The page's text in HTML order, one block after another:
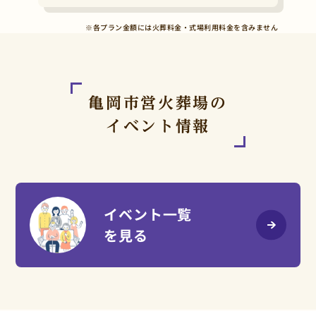
※各プラン金額には火葬料金・式場利用料金を含みません
亀岡市営火葬場の
イベント情報
イベント一覧
を見る